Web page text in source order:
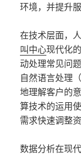
环境，并提升服
在技术层面，
叫中心现代化
动处理常见问
自然语言处理
地理解客户的
算技术的运用
需求快速调整
数据分析在现